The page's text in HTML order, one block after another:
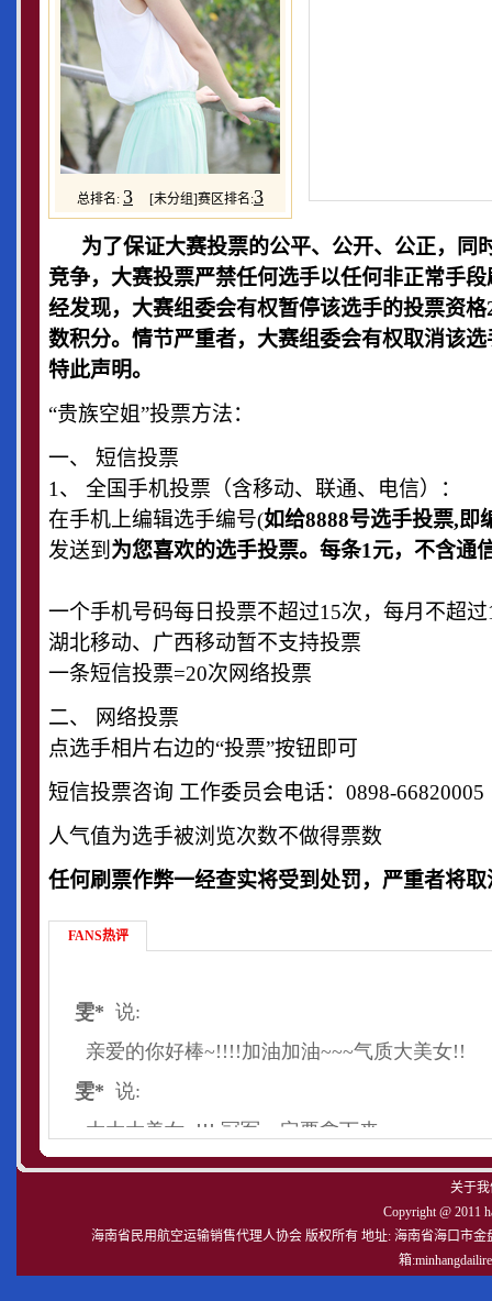
总排名: 3 [未分组]赛区排名:3
为了保证大赛投票的公平、公开、公正，同
竞争，大赛投票严禁任何选手以任何非正常手
经发现，大赛组委会有权暂停该选手的投票资
数积分。情节严重者，大赛组委会有权取消该
特此声明。
“贵族空姐”投票方法：
一、 短信投票
1、 全国手机投票（含移动、联通、电信）：
在手机上编辑选手编号(如给8888号选手投票,即
发送到 为您喜欢的选手投票。每条1元，不含通
一个手机号码每日投票不超过15次，每月不超
湖北移动、广西移动暂不支持投票
一条短信投票=20次网络投票
二、 网络投票
点选手相片右边的“投票”按钮即可
短信投票咨询 工作委员会电话：0898-66820005
人气值为选手被浏览次数不做得票数
任何刷票作弊一经查实将受到处罚，严重者将
FANS热评
关于
Copyright @ 2011
海南省民用航空运输销售代理人协会 版权所有 地址: 海南省海口市金
箱